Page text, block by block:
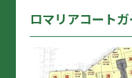
ロマリアコート